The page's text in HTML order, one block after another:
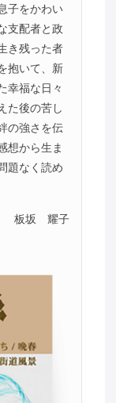
子をかわい
支配者と政
き残った者
抱いて、新
幸福な日々
た後の苦し
の強さを伝
想から生ま
題なく読め
板坂 耀子